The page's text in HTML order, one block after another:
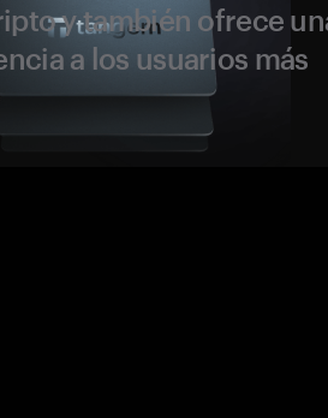
y también ofrece
a los usuarios más